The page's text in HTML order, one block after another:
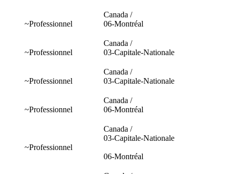
~Professionnel
Canada /
06-Montréal
~Professionnel
Canada /
03-Capitale-Nationale
~Professionnel
Canada /
03-Capitale-Nationale
~Professionnel
Canada /
06-Montréal
~Professionnel
Canada /
03-Capitale-Nationale
06-Montréal